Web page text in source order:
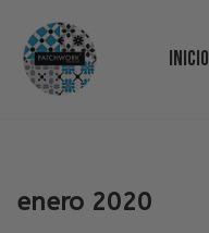
Saltar
Inicio
enero 2020